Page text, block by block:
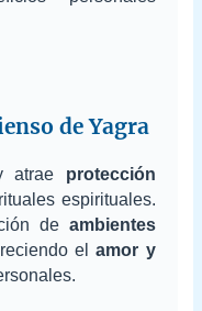
de Yagra
atrae protección
espirituales.
de ambientes
elamor y